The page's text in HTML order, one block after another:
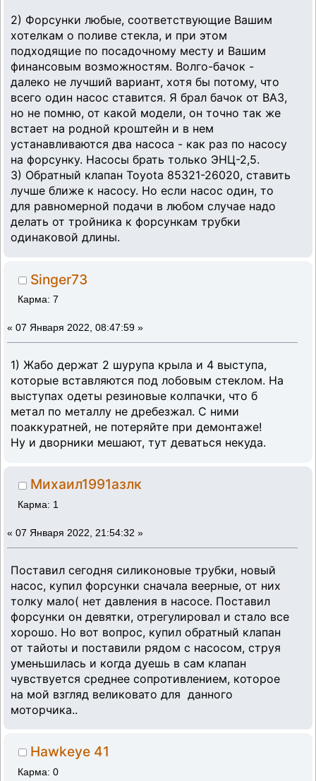
2) Форсунки любые, соответствующие Вашим
хотелкам о поливе стекла, и при этом
подходящие по посадочному месту и Вашим
финансовым возможностям. Волго-бачок -
далеко не лучший вариант, хотя бы потому, что
всего один насос ставится. Я брал бачок от ВАЗ,
но не помню, от какой модели, он точно так же
встает на родной кроштейн и в нем
устанавливаются два насоса - как раз по насосу
на форсунку. Насосы брать только ЭНЦ-2,5.
3) Обратный клапан Toyota 85321-26020, ставить
лучше ближе к насосу. Но если насос один, то
для равномерной подачи в любом случае надо
делать от тройника к форсункам трубки
одинаковой длины.
Singer73
Карма: 7
« 07 Января 2022, 08:47:59 »
1) Жабо держат 2 шурупа крыла и 4 выступа,
которые вставляются под лобовым стеклом. На
выступах одеты резиновые колпачки, что б
метал по металлу не дребезжал. С ними
поаккуратней, не потеряйте при демонтаже!
Ну и дворники мешают, тут деваться некуда.
Михаил1991азлк
Карма: 1
« 07 Января 2022, 21:54:32 »
Поставил сегодня силиконовые трубки, новый
насос, купил форсунки сначала веерные, от них
толку мало( нет давления в насосе. Поставил
форсунки он девятки, отрегулировал и стало все
хорошо. Но вот вопрос, купил обратный клапан
от тайоты и поставили рядом с насосом, струя
уменьшилась и когда дуешь в сам клапан
чувствуется среднее сопротивлением, которое
на мой взгляд великовато для данного
моторчика..
Hawkeye 41
Карма: 0